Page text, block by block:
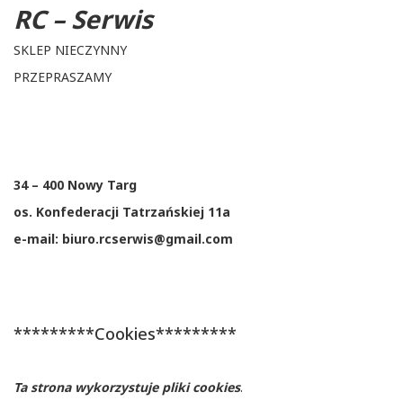
RC – Serwis
SKLEP NIECZYNNY
PRZEPRASZAMY
34 – 400 Nowy Targ
os. Konfederacji Tatrzańskiej 11a
e-mail: biuro.rcserwis@gmail.com
*********Cookies*********
Ta strona wykorzystuje pliki cookies.